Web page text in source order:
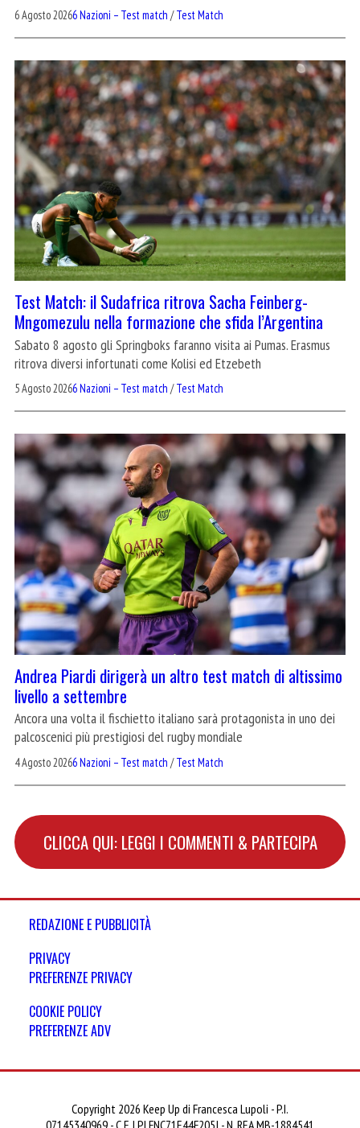
6 Agosto 20266 Nazioni – Test match /Test Match
Test Match: il Sudafrica ritrova Sacha Feinberg-
Mngomezulu nella formazione che sfida l’Argentina
Sabato 8 agosto gli Springboks faranno visita ai Pumas. Erasmus
ritrova diversi infortunati come Kolisi ed Etzebeth
5 Agosto 20266 Nazioni – Test match /Test Match
Andrea Piardi dirigerà un altro test match di altissimo
livello a settembre
Ancora una volta il fischietto italiano sarà protagonista in uno dei
palcoscenici più prestigiosi del rugby mondiale
4 Agosto 20266 Nazioni – Test match /Test Match
CLICCA QUI: LEGGI I COMMENTI & PARTECIPA
REDAZIONE E PUBBLICITÀ
PRIVACY
PREFERENZE PRIVACY
COOKIE POLICY
PREFERENZE ADV
Copyright 2026 Keep Up di Francesca Lupoli - P.I.
07145340969 - C.F. LPLFNC71E44F205J - N. REA MB-1884541